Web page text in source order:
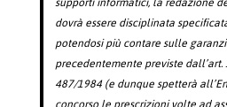
dovrà essere disciplinata
potendosi più contare sulle
precedentemente previste dall’art.
487/1984 (e dunque spetterà